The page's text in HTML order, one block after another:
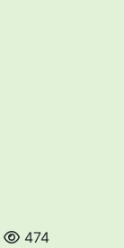
474